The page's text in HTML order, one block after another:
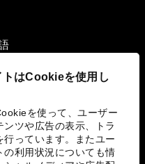
トはCookieを使用し
を使って、ユーザー
ンツや広告の表示、トラ
行っています。またユー
の利用状況についても情